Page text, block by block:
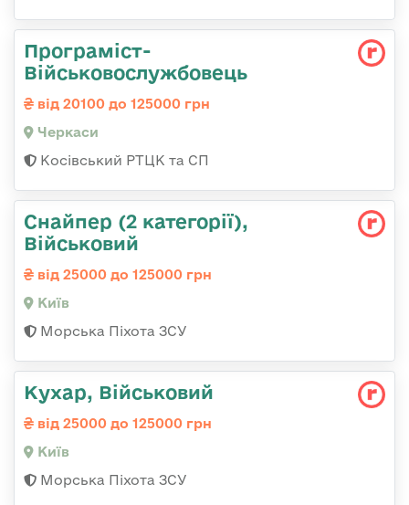
Програміст-
Військовослужбовець
від 20100 до 125000 грн
Черкаси
Косівський РТЦК та СП
Снайпер (2 категорії),
Військовий
від 25000 до 125000 грн
Київ
Морська Піхота ЗСУ
Кухар, Військовий
від 25000 до 125000 грн
Київ
Морська Піхота ЗСУ